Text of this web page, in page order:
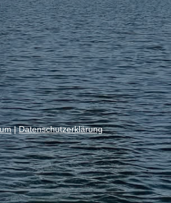
|Datenschutzerklärung